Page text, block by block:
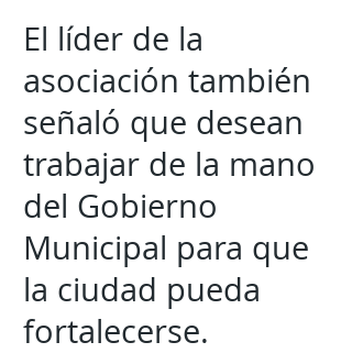
El líder de la
asociación también
señaló que desean
trabajar de la mano
del Gobierno
Municipal para que
la ciudad pueda
fortalecerse.